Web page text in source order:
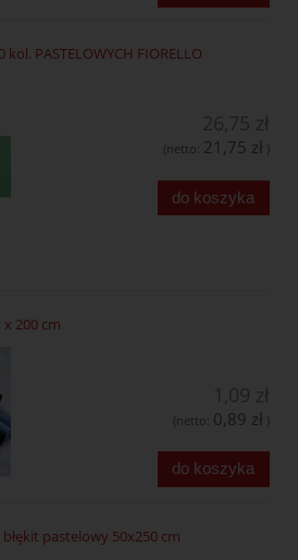
PASTELOWYCH FIORELLO
(netto: 21,75 zł )
do koszyka
x 200 cm
(netto: 0,89 zł )
do koszyka
błękit pastelowy 50x250 cm